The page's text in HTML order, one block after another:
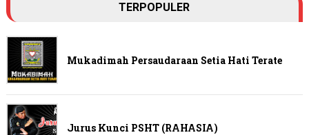
TERPOPULER
Mukadimah Persaudaraan Setia Hati Terate
Jurus Kunci PSHT (RAHASIA)